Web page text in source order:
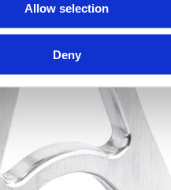
Allow selection
Deny